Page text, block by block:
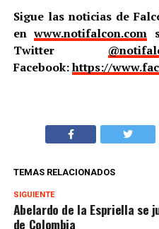
Sigue las noticias de
enwww.notifalcon.com
Twitter
Facebook:https://
TEMAS RELACIONADOS
SIGUIENTE
Abelardo de la Espriella se
de Colombia